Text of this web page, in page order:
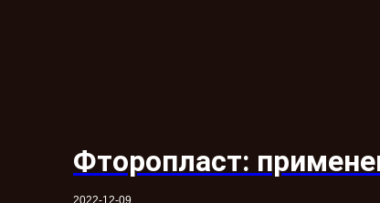
Фторопласт:
2022-12-09